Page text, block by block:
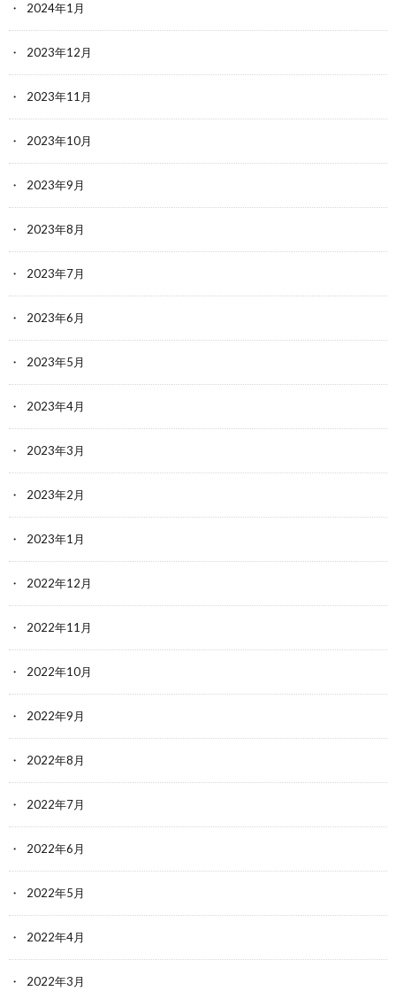
2024年1月
2023年12月
2023年11月
2023年10月
2023年9月
2023年8月
2023年7月
2023年6月
2023年5月
2023年4月
2023年3月
2023年2月
2023年1月
2022年12月
2022年11月
2022年10月
2022年9月
2022年8月
2022年7月
2022年6月
2022年5月
2022年4月
2022年3月